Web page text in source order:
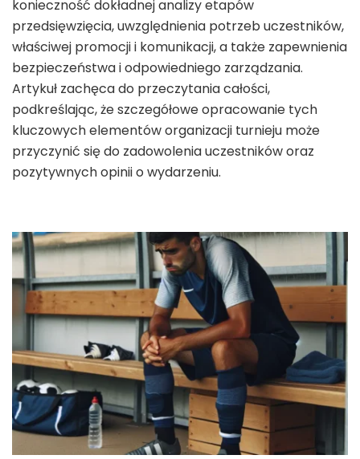
konieczność dokładnej analizy etapów
przedsięwzięcia, uwzględnienia potrzeb uczestników,
właściwej promocji i komunikacji, a także zapewnienia
bezpieczeństwa i odpowiedniego zarządzania.
Artykuł zachęca do przeczytania całości,
podkreślając, że szczegółowe opracowanie tych
kluczowych elementów organizacji turnieju może
przyczynić się do zadowolenia uczestników oraz
pozytywnych opinii o wydarzeniu.